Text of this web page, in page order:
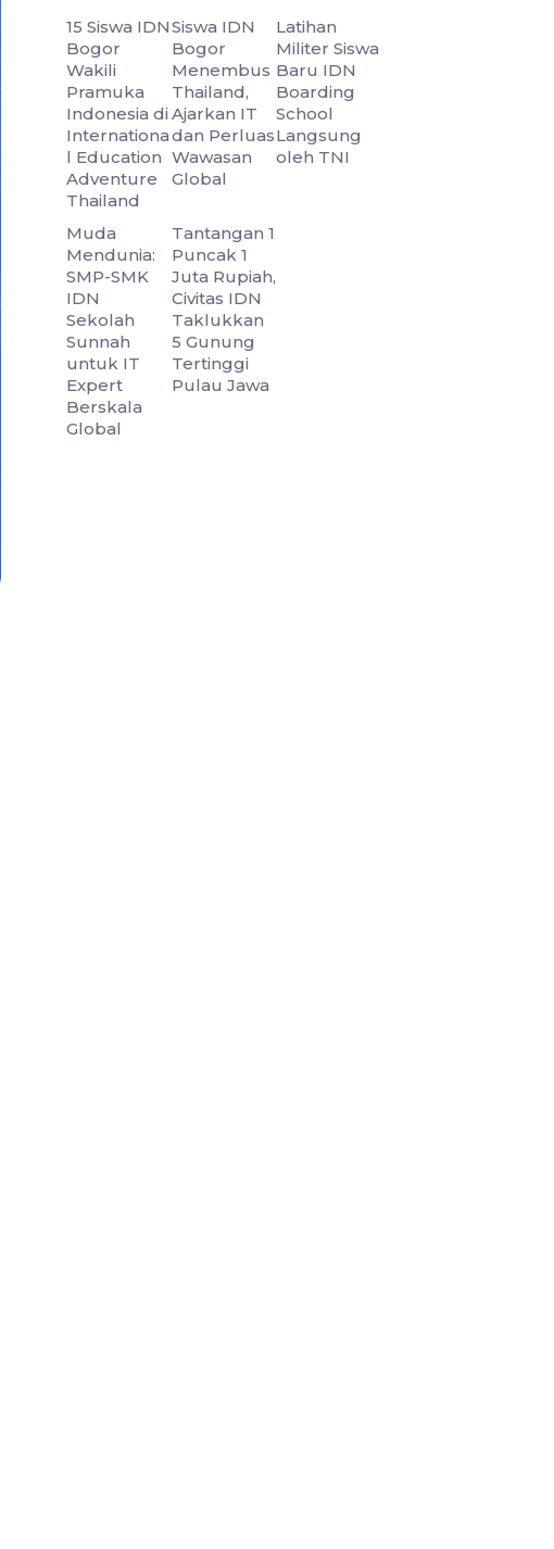
15 Siswa IDN
Bogor
Wakili
Pramuka
Indonesia di
Internationa
l Education
Adventure
Thailand
Siswa IDN
Bogor
Menembus
Thailand,
Ajarkan IT
dan Perluas
Wawasan
Global
Latihan
Militer Siswa
Baru IDN
Boarding
School
Langsung
oleh TNI
Muda
Mendunia:
SMP-SMK
IDN
Sekolah
Sunnah
untuk IT
Expert
Berskala
Global
Tantangan 1
Puncak 1
Juta Rupiah,
Civitas IDN
Taklukkan
5 Gunung
Tertinggi
Pulau Jawa